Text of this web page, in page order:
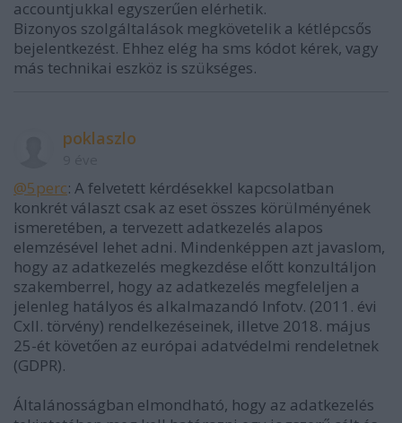
accountjukkal egyszerűen elérhetik.
Bizonyos szolgáltalások megkövetelik a kétlépcsős
bejelentkezést. Ehhez elég ha sms kódot kérek, vagy
más technikai eszköz is szükséges.
poklaszlo
@5perc: A felvetett kérdésekkel kapcsolatban
konkrét választ csak az eset összes körülményének
ismeretében, a tervezett adatkezelés alapos
elemzésével lehet adni. Mindenképpen azt javaslom,
hogy az adatkezelés megkezdése előtt konzultáljon
szakemberrel, hogy az adatkezelés megfeleljen a
jelenleg hatályos és alkalmazandó Infotv. (2011. évi
CxII. törvény) rendelkezéseinek, illetve 2018. május
25-ét követően az európai adatvédelmi rendeletnek
(GDPR).
Általánosságban elmondható, hogy az adatkezelés